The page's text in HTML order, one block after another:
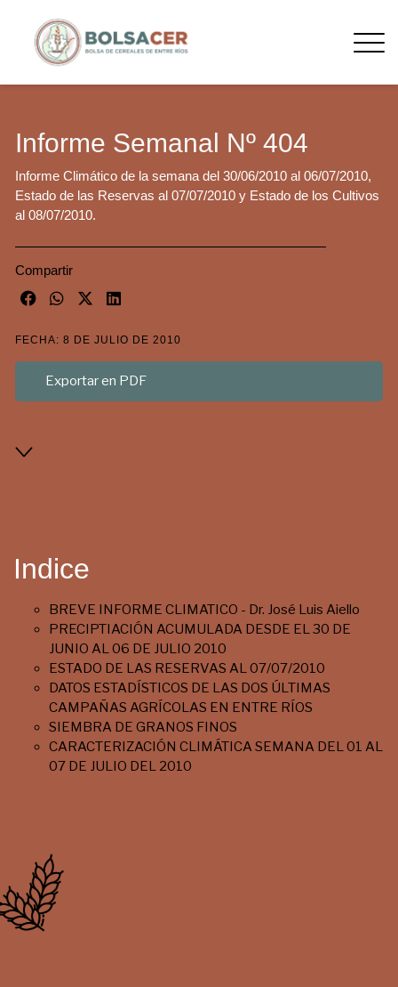
Informe Semanal Nº 404
Informe Climático de la semana del 30/06/2010 al 06/07/2010,
Estado de las Reservas al 07/07/2010 y Estado de los Cultivos
al 08/07/2010.
Compartir
FECHA: 8 DE JULIO DE 2010
Exportar en PDF
Indice
BREVE INFORME CLIMATICO - Dr. José Luis Aiello
PRECIPTIACIÓN ACUMULADA DESDE EL 30 DE
JUNIO AL 06 DE JULIO 2010
ESTADO DE LAS RESERVAS AL 07/07/2010
DATOS ESTADÍSTICOS DE LAS DOS ÚLTIMAS
CAMPAÑAS AGRÍCOLAS EN ENTRE RÍOS
SIEMBRA DE GRANOS FINOS
CARACTERIZACIÓN CLIMÁTICA SEMANA DEL 01 AL
07 DE JULIO DEL 2010